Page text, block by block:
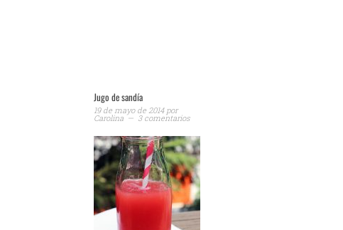
Jugo de sandía
19 de mayo de 2014por
Carolina 3 comentarios